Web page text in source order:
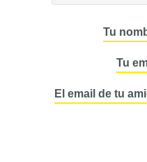
Tu
Tu
El email de tu